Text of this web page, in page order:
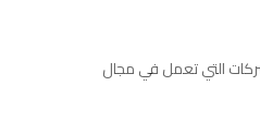
التي تعمل في مجال